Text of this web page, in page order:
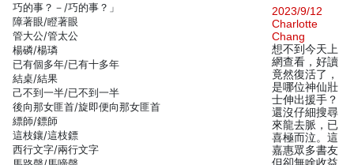
巧的事？－/巧的事？」
障著眼/瞪著眼
管大公/管太公
楊磷/楊璘
已有個多年/已有十多年
結桌/結果
己不到一半/已不到一半
後向那女匪首/旋即便向那女匪首
縹師/鏢師
這枝鑲/這枝鏢
西行文字/兩行文字
2023/9/12
Charlotte
Chang
想不到今天上
網查看，好讀
竟然復活了，
是哪位神仙壯
士伸出援手？
還沒仔細搜尋
來龍去脈，已
喜極而泣。這
嘉惠眾多書友